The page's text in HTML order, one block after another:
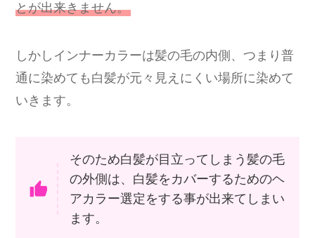
とが出来きません。
しかしインナーカラーは髪の毛の内側、つまり普
通に染めても白髪が元々見えにくい場所に染めて
いきます。
そのため白髪が目立ってしまう髪の毛
の外側は、白髪をカバーするためのヘ
アカラー選定をする事が出来てしまい
ます。